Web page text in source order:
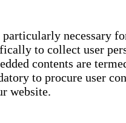
necessary
to collect user
contents are
to procure user
website.